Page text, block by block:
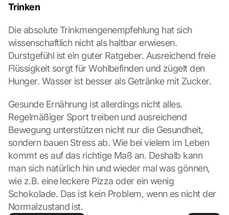
Trinken
Die absolute Trinkmengenempfehlung hat sich
wissenschaftlich nicht als haltbar erwiesen.
Durstgefühl ist ein guter Ratgeber. Ausreichend freie
Flüssigkeit sorgt für Wohlbefinden und zügelt den
Hunger. Wasser ist besser als Getränke mit Zucker.
Gesunde Ernährung ist allerdings nicht alles.
Regelmäßiger Sport treiben und ausreichend
Bewegung unterstützen nicht nur die Gesundheit,
sondern bauen Stress ab. Wie bei vielem im Leben
kommt es auf das richtige Maß an. Deshalb kann
man sich natürlich hin und wieder mal was gönnen,
wie z.B. eine leckere Pizza oder ein wenig
Schokolade. Das ist kein Problem, wenn es nicht der
Normalzustand ist.
m
i
t
e
d
o
G
o
g
l
e
a
d
c